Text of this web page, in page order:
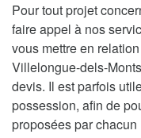
Pour tout projet
faire appel à nos
vous mettre en
Villelongue-dels-
devis. Il est parfois
possession, afin de
proposées par